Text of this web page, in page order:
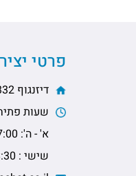
פרטי
דיזנגוף 332, תל אביב
שעות
א' - ה': 9:00-17:00
שישי : 9:00-13:30